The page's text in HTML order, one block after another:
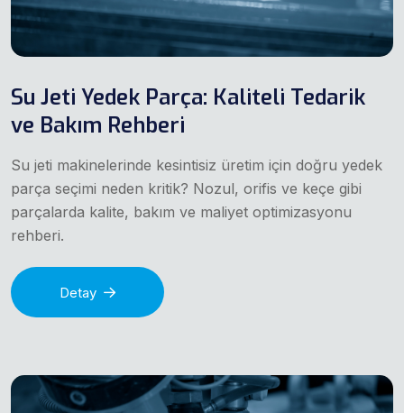
Su Jeti Yedek Parça: Kaliteli Tedarik
ve Bakım Rehberi
Su jeti makinelerinde kesintisiz üretim için doğru yedek
parça seçimi neden kritik? Nozul, orifis ve keçe gibi
parçalarda kalite, bakım ve maliyet optimizasyonu
rehberi.
Detay